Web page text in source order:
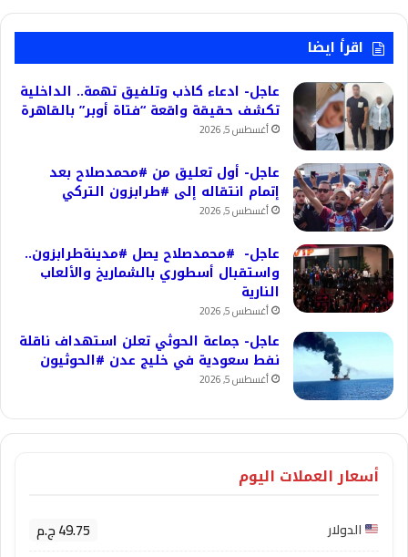
اقرأ ايضا
عاجل- ادعاء كاذب وتلفيق تهمة.. الداخلية
تكشف حقيقة واقعة “فتاة أوبر” بالقاهرة
أغسطس 5, 2026
عاجل- أول تعليق من #محمدصلاح بعد
إتمام انتقاله إلى #طرابزون التركي
أغسطس 5, 2026
عاجل- #محمدصلاح يصل #مدينةطرابزون..
واستقبال أسطوري بالشماريخ والألعاب
النارية
أغسطس 5, 2026
عاجل- جماعة الحوثي تعلن استهداف ناقلة
نفط سعودية في خليج عدن #الحوثيون
أغسطس 5, 2026
أسعار العملات اليوم
الدولار 49.75 ج.م